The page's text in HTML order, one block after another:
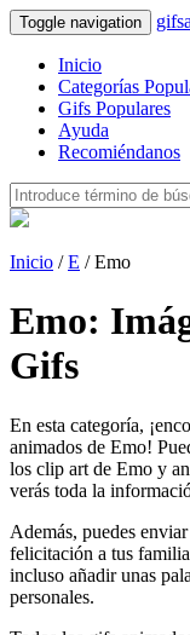
Toggle navigation
Inicio
Categorías
Gifs Populares
Ayuda
Recomiéndanos
Inicio /E / Emo
Emo:
Gifs
En esta categoría,
animados de Emo!
los clip art de Emo y
verás toda la
Además, puedes
felicitación a tus
incluso añadir unas
personales.